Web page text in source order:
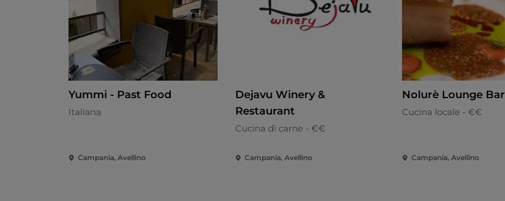
Yummi - Past Food
Italiana
Campania, Avellino
Dejavu Winery &
Restaurant
Cucina di carne - €€
Campania, Avellino
Nolurè Lounge Bar
Cucina locale - €€
Campania, Avellino